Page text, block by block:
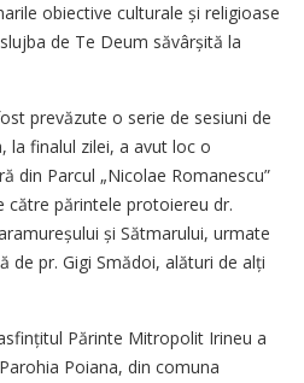
obiective culturale și religioase
de Te Deum săvârșită la
prevăzute o serie de sesiuni de
la finalul zilei, a avut loc o
din Parcul „Nicolae Romanescu”
părintele protoiereu dr.
și Sătmarului, urmate
de pr. Gigi Smădoi, alături de alți
Părinte Mitropolit Irineu a
Poiana, din comuna